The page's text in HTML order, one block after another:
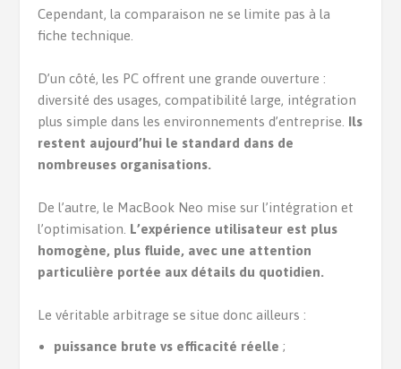
Cependant, la comparaison ne se limite pas à la
fiche technique.
D’un côté, les PC offrent une grande ouverture :
diversité des usages, compatibilité large, intégration
plus simple dans les environnements d’entreprise. Ils
restent aujourd’hui le standard dans de
nombreuses organisations.
De l’autre, le MacBook Neo mise sur l’intégration et
l’optimisation. L’expérience utilisateur est plus
homogène, plus fluide, avec une attention
particulière portée aux détails du quotidien.
Le véritable arbitrage se situe donc ailleurs :
puissance brute vs efficacité réelle ;